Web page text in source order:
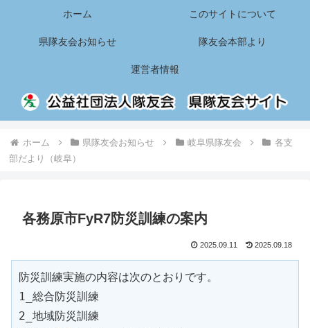
ホーム このサイトについて
県隊友会お知らせ 隊友会本部より
運営者情報
ホーム 県隊友会お知らせ 岐阜県隊友会
各支
部だより（岐阜）
各務原市FyR7防災訓練の案内
2025.09.11 2025.09.18
防災訓練実施の内容は次のとおりです。
1_総合防災訓練
2_地域防災訓練